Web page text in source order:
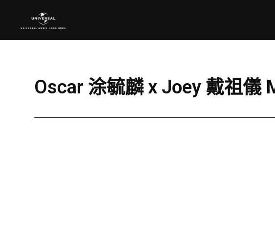
Oscar 涂毓麟 x Joey 戴祖儀